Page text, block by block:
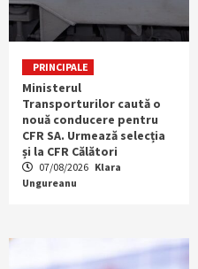
PRINCIPALE
Ministerul
Transporturilor caută o
nouă conducere pentru
CFR SA. Urmează selecția
și la CFR Călători
07/08/2026 Klara
Ungureanu